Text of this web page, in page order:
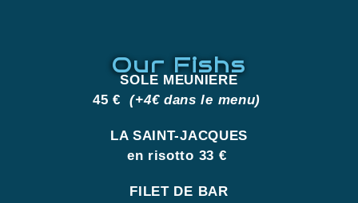
Our Fishs
SOLE MEUNIERE
45 €(+4€ dans le menu)
LA SAINT-JACQUES
en risotto 33 €
FILET DE BAR